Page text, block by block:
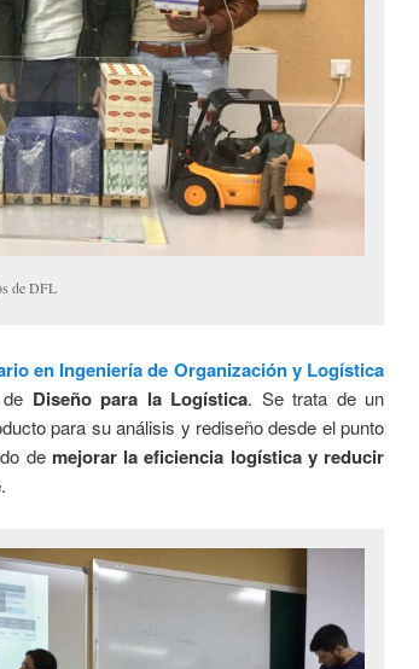
de DFL
en Ingeniería de Organización y Logística
Diseño para la Logística. Se trata de un
para su análisis y rediseño desde el punto
de mejorar la eficiencia logística y reducir
.